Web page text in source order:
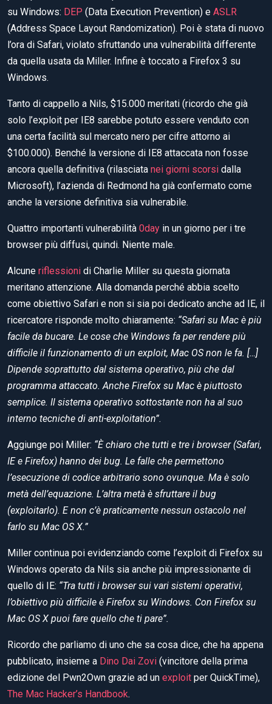
su Windows: DEP (Data Execution Prevention) e ASLR
(Address Space Layout Randomization). Poi è stata di nuovo
l’ora di Safari, violato sfruttando una vulnerabilità differente
da quella usata da Miller. Infine è toccato a Firefox 3 su
Windows.
Tanto di cappello a Nils, $15.000 meritati (ricordo che già
solo l’exploit per IE8 sarebbe potuto essere venduto con
una certa facilità sul mercato nero per cifre attorno ai
$100.000). Benché la versione di IE8 attaccata non fosse
ancora quella definitiva (rilasciata nei giorni scorsi dalla
Microsoft), l’azienda di Redmond ha già confermato come
anche la versione definitiva sia vulnerabile.
Quattro importanti vulnerabilità 0day in un giorno per i tre
browser più diffusi, quindi. Niente male.
Alcune riflessioni di Charlie Miller su questa giornata
meritano attenzione. Alla domanda perché abbia scelto
come obiettivo Safari e non si sia poi dedicato anche ad IE, il
ricercatore risponde molto chiaramente: “Safari su Mac è più
facile da bucare. Le cose che Windows fa per rendere più
difficile il funzionamento di un exploit, Mac OS non le fa. […]
Dipende soprattutto dal sistema operativo, più che dal
programma attaccato. Anche Firefox su Mac è piuttosto
semplice. Il sistema operativo sottostante non ha al suo
interno tecniche di anti-exploitation”.
Aggiunge poi Miller: “È chiaro che tutti e tre i browser (Safari,
IE e Firefox) hanno dei bug. Le falle che permettono
l’esecuzione di codice arbitrario sono ovunque. Ma è solo
metà dell’equazione. L’altra metà è sfruttare il bug
(exploitarlo). E non c’è praticamente nessun ostacolo nel
farlo su Mac OS X.”
Miller continua poi evidenziando come l’exploit di Firefox su
Windows operato da Nils sia anche più impressionante di
quello di IE: “Tra tutti i browser sui vari sistemi operativi,
l’obiettivo più difficile è Firefox su Windows. Con Firefox su
Mac OS X puoi fare quello che ti pare”.
Ricordo che parliamo di uno che sa cosa dice, che ha appena
pubblicato, insieme a Dino Dai Zovi (vincitore della prima
edizione del Pwn2Own grazie ad un exploit per QuickTime),
The Mac Hacker’s Handbook.